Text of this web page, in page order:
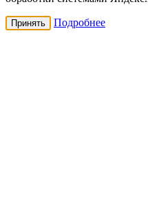
Принять Подробнее